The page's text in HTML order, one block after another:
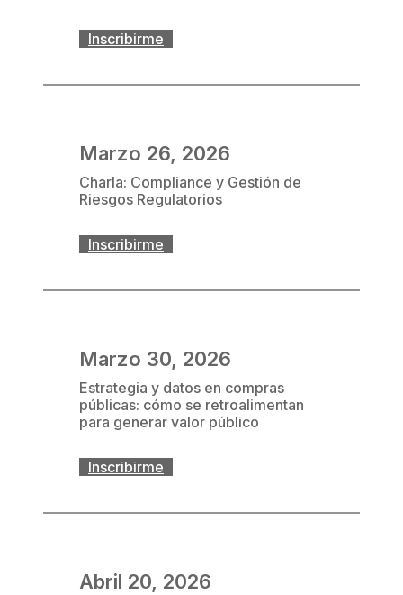
Inscribirme
Marzo 26, 2026
Charla: Compliance y Gestión de
Riesgos Regulatorios
Inscribirme
Marzo 30, 2026
Estrategia y datos en compras
públicas: cómo se retroalimentan
para generar valor público
Inscribirme
Abril 20, 2026